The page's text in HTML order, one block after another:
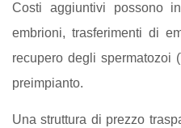
Costi aggiuntivi possono
embrioni, trasferimenti di
recupero degli spermatozoi
preimpianto.
Una struttura di prezzo